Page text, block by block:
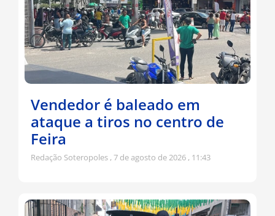
Vendedor é baleado em
ataque a tiros no centro de
Feira
Redação Soteropoles 7 de agosto de 2026 11:43